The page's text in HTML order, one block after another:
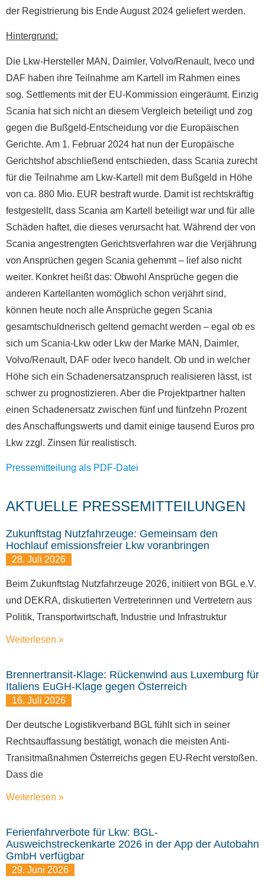
der Registrierung bis Ende August 2024 geliefert werden.
Hintergrund:
Die Lkw-Hersteller MAN, Daimler, Volvo/Renault, Iveco und
DAF haben ihre Teilnahme am Kartell im Rahmen eines
sog. Settlements mit der EU-Kommission eingeräumt. Einzig
Scania hat sich nicht an diesem Vergleich beteiligt und zog
gegen die Bußgeld-Entscheidung vor die Europäischen
Gerichte. Am 1. Februar 2024 hat nun der Europäische
Gerichtshof abschließend entschieden, dass Scania zurecht
für die Teilnahme am Lkw-Kartell mit dem Bußgeld in Höhe
von ca. 880 Mio. EUR bestraft wurde. Damit ist rechtskräftig
festgestellt, dass Scania am Kartell beteiligt war und für alle
Schäden haftet, die dieses verursacht hat. Während der von
Scania angestrengten Gerichtsverfahren war die Verjährung
von Ansprüchen gegen Scania gehemmt – lief also nicht
weiter. Konkret heißt das: Obwohl Ansprüche gegen die
anderen Kartellanten womöglich schon verjährt sind,
können heute noch alle Ansprüche gegen Scania
gesamtschuldnerisch geltend gemacht werden – egal ob es
sich um Scania-Lkw oder Lkw der Marke MAN, Daimler,
Volvo/Renault, DAF oder Iveco handelt. Ob und in welcher
Höhe sich ein Schadenersatzanspruch realisieren lässt, ist
schwer zu prognostizieren. Aber die Projektpartner halten
einen Schadenersatz zwischen fünf und fünfzehn Prozent
des Anschaffungswerts und damit einige tausend Euros pro
Lkw zzgl. Zinsen für realistisch.
Pressemitteilung als PDF-Datei
AKTUELLE PRESSEMITTEILUNGEN
Zukunftstag Nutzfahrzeuge: Gemeinsam den
Hochlauf emissionsfreier Lkw voranbringen
28. Juli 2026
Beim Zukunftstag Nutzfahrzeuge 2026, initiiert von BGL e.V.
und DEKRA, diskutierten Vertreterinnen und Vertretern aus
Politik, Transportwirtschaft, Industrie und Infrastruktur
Weiterlesen »
Brennertransit-Klage: Rückenwind aus Luxemburg für
Italiens EuGH-Klage gegen Österreich
16. Juli 2026
Der deutsche Logistikverband BGL fühlt sich in seiner
Rechtsauffassung bestätigt, wonach die meisten Anti-
Transitmaßnahmen Österreichs gegen EU-Recht verstoßen.
Dass die
Weiterlesen »
Ferienfahrverbote für Lkw: BGL-
Ausweichstreckenkarte 2026 in der App der Autobahn
GmbH verfügbar
29. Juni 2026